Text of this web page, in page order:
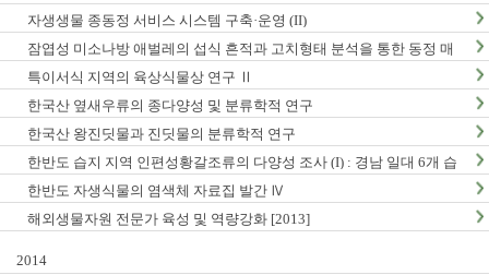
자생생물 종동정 서비스 시스템 구축·운영 (II)
잠엽성 미소나방 애벌레의 섭식 흔적과 고치형태 분석을 통한 동정 매
뉴얼 개발 및 생활사 연구
특이서식 지역의 육상식물상 연구 Ⅱ
한국산 옆새우류의 종다양성 및 분류학적 연구
한국산 왕진딧물과 진딧물의 분류학적 연구
한반도 습지 지역 인편성황갈조류의 다양성 조사 (I) : 경남 일대 6개 습
지 지역 조사
한반도 자생식물의 염색체 자료집 발간 Ⅳ
해외생물자원 전문가 육성 및 역량강화 [2013]
2014